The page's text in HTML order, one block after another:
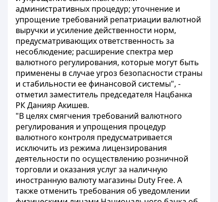
административных процедур; уточнение и
упрощение требований репатриации валютной
выручки и усиление действенности норм,
предусматривающих ответственность за
несоблюдение; расширение спектра мер
валютного регулирования, которые могут быть
применены в случае угроз безопасности страны
и стабильности ее финансовой системы", -
отметил заместитель председателя Нацбанка
РК Данияр Акишев.
"В целях смягчения требований валютного
регулирования и упрощения процедур
валютного контроля предусматривается
исключить из режима лицензирования
деятельности по осуществлению розничной
торговли и оказания услуг за наличную
иностранную валюту магазины Duty Free. А
также отменить требования об уведомлении